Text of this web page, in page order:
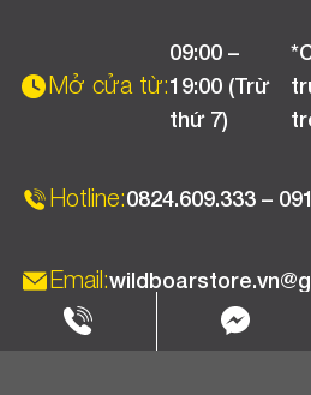
Chương trình khuyến mãi
Chính sách bảo hành
Mở cửa từ:
09:00 –
19:00 (Trừ
thứ 7)
Hotline:0824.609.333 –
Email: